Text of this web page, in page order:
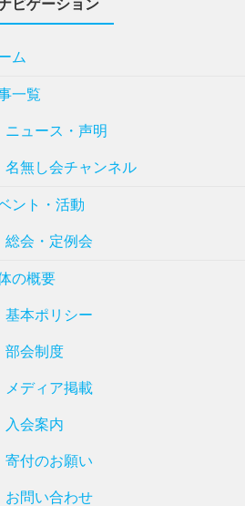
ビゲーション
ム
一覧
ニュース・声明
名無し会チャンネル
ント・活動
総会・定例会
の概要
基本ポリシー
部会制度
メディア掲載
入会案内
寄付のお願い
お問い合わせ